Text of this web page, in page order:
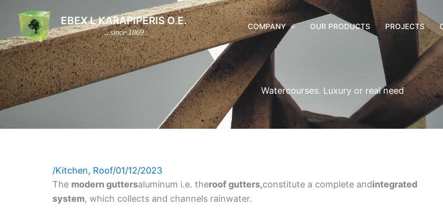
content
EBEX L KARAPIPERIS O.E.
...since 1869
COMPANY OUR PRODUCTS PROJECTS
Watercourses. Luxury or real need
/Kitchen, Roof/01/12/2023
The modern guttersaluminum i.e. theroof gutters,constitute a complete andintegrated
system, which collects and channels rainwater.